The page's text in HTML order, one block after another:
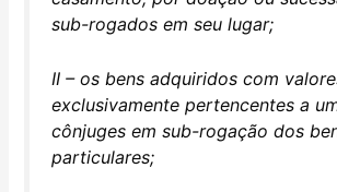
sub-rogados em seu lugar;
II – os bens adquiridos com
exclusivamente pertencentes a
cônjuges em sub-rogação dos
particulares;